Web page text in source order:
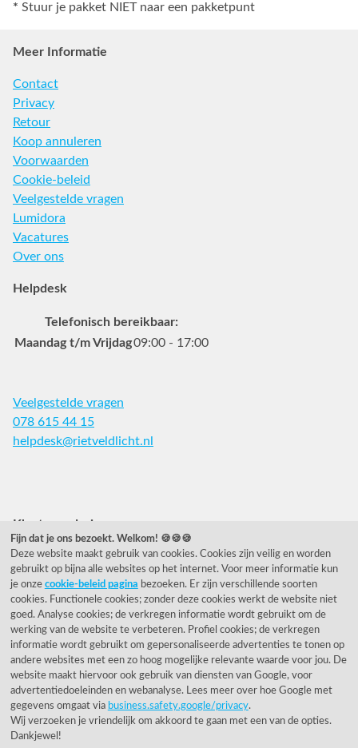
* Stuur je pakket NIET naar een pakketpunt
Meer Informatie
Contact
Privacy
Retour
Koop annuleren
Voorwaarden
Cookie-beleid
Veelgestelde vragen
Lumidora
Vacatures
Over ons
Helpdesk
Telefonisch bereikbaar:
Maandag t/m Vrijdag09:00 - 17:00
Veelgestelde vragen
078 615 44 15
helpdesk@rietveldlicht.nl
Klantwaardering
"Zeer goed" - eKomi.nl
Cijfer: 9.2 (25540 recensies)
Onze nieuwsbrief
Wil je onze nieuwsbrief ontvangen?
Fijn dat je ons bezoekt. Welkom! 🍪🍪🍪
Deze website maakt gebruik van cookies. Cookies zijn veilig en worden
gebruikt op bijna alle websites op het internet. Voor meer informatie kun
je onze cookie-beleid pagina bezoeken. Er zijn verschillende soorten
cookies. Functionele cookies; zonder deze cookies werkt de website niet
goed. Analyse cookies; de verkregen informatie wordt gebruikt om de
werking van de website te verbeteren. Profiel cookies; de verkregen
informatie wordt gebruikt om gepersonaliseerde advertenties te tonen op
andere websites met een zo hoog mogelijke relevante waarde voor jou. De
website maakt hiervoor ook gebruik van diensten van Google, voor
advertentiedoeleinden en webanalyse. Lees meer over hoe Google met
gegevens omgaat via business.safety.google/privacy.
Wij verzoeken je vriendelijk om akkoord te gaan met een van de opties.
Dankjewel!